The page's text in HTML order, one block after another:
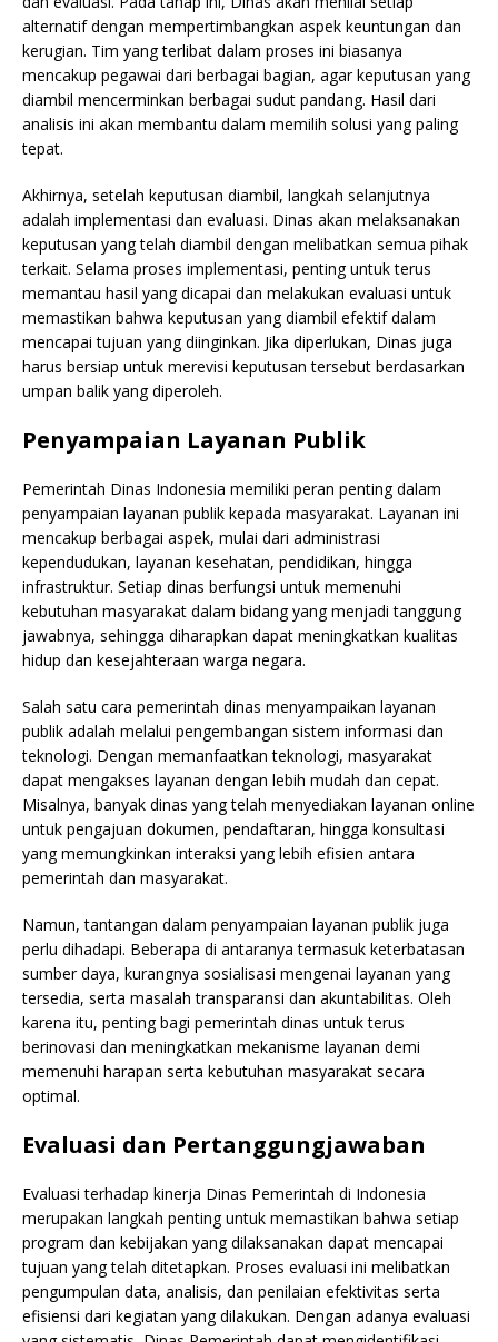
alternatif dengan mempertimbangkan aspek keuntungan dan
kerugian. Tim yang terlibat dalam proses ini biasanya
mencakup pegawai dari berbagai bagian, agar keputusan yang
diambil mencerminkan berbagai sudut pandang. Hasil dari
analisis ini akan membantu dalam memilih solusi yang paling
tepat.
Akhirnya, setelah keputusan diambil, langkah selanjutnya
adalah implementasi dan evaluasi. Dinas akan melaksanakan
keputusan yang telah diambil dengan melibatkan semua pihak
terkait. Selama proses implementasi, penting untuk terus
memantau hasil yang dicapai dan melakukan evaluasi untuk
memastikan bahwa keputusan yang diambil efektif dalam
mencapai tujuan yang diinginkan. Jika diperlukan, Dinas juga
harus bersiap untuk merevisi keputusan tersebut berdasarkan
umpan balik yang diperoleh.
Penyampaian Layanan Publik
Pemerintah Dinas Indonesia memiliki peran penting dalam
penyampaian layanan publik kepada masyarakat. Layanan ini
mencakup berbagai aspek, mulai dari administrasi
kependudukan, layanan kesehatan, pendidikan, hingga
infrastruktur. Setiap dinas berfungsi untuk memenuhi
kebutuhan masyarakat dalam bidang yang menjadi tanggung
jawabnya, sehingga diharapkan dapat meningkatkan kualitas
hidup dan kesejahteraan warga negara.
Salah satu cara pemerintah dinas menyampaikan layanan
publik adalah melalui pengembangan sistem informasi dan
teknologi. Dengan memanfaatkan teknologi, masyarakat
dapat mengakses layanan dengan lebih mudah dan cepat.
Misalnya, banyak dinas yang telah menyediakan layanan online
untuk pengajuan dokumen, pendaftaran, hingga konsultasi
yang memungkinkan interaksi yang lebih efisien antara
pemerintah dan masyarakat.
Namun, tantangan dalam penyampaian layanan publik juga
perlu dihadapi. Beberapa di antaranya termasuk keterbatasan
sumber daya, kurangnya sosialisasi mengenai layanan yang
tersedia, serta masalah transparansi dan akuntabilitas. Oleh
karena itu, penting bagi pemerintah dinas untuk terus
berinovasi dan meningkatkan mekanisme layanan demi
memenuhi harapan serta kebutuhan masyarakat secara
optimal.
Evaluasi dan Pertanggungjawaban
Evaluasi terhadap kinerja Dinas Pemerintah di Indonesia
merupakan langkah penting untuk memastikan bahwa setiap
program dan kebijakan yang dilaksanakan dapat mencapai
tujuan yang telah ditetapkan. Proses evaluasi ini melibatkan
pengumpulan data, analisis, dan penilaian efektivitas serta
efisiensi dari kegiatan yang dilakukan. Dengan adanya evaluasi